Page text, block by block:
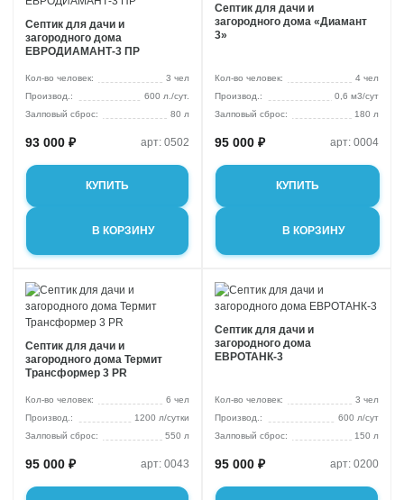
Септик для дачи и
загородного дома
ЕВРОДИАМАНТ-3 ПР
Кол-во человек:
3 чел
600 л./сут.
Залповый сброс:
80 л
93 000 ₽ арт: 0502
КУПИТЬ
В КОРЗИНУ
Септик для дачи и
загородного дома «Диамант
3»
Кол-во человек:
4 чел
0,6 м3/сут
Залповый сброс:
180 л
95 000 ₽ арт: 0004
КУПИТЬ
В КОРЗИНУ
Септик для дачи и
загородного дома Термит
Трансформер 3 PR
Кол-во человек:
6 чел
1200 л/сутки
Залповый сброс:
550 л
95 000 ₽ арт: 0043
Септик для дачи и
загородного дома
ЕВРОТАНК-3
Кол-во человек:
3 чел
600 л/сут
Залповый сброс:
150 л
95 000 ₽ арт: 0200